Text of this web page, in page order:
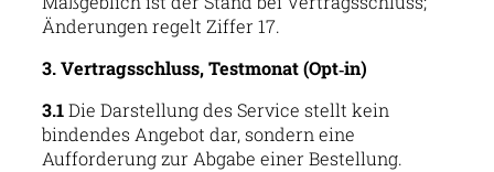
Änderungen regelt Ziffer 17.
3. Vertragsschluss, Testmonat (Opt‑in)
3.1Die Darstellung des Service stellt kein
bindendes Angebot dar, sondern eine
Aufforderung zur Abgabe einer Bestellung.